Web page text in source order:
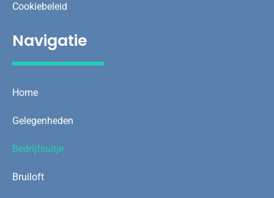
Cookiebeleid
Navigatie
Home
Gelegenheden
Bedrijfsuitje
Bruiloft